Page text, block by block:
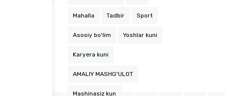
Mahalla Tadbir Sport
Asosiy bo'lim Yoshlar kuni
Karyera kuni
AMALIY MASHG'ULOT
Mashinasiz kun